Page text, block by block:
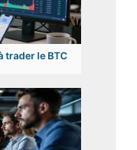
trader le BTC